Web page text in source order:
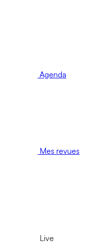
Agenda
Mes revues
Live